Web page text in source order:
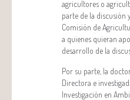
agricultores o
parte de la discusión
Comisión de
a quienes quieran
desarrollo de la
Por su parte, la
Directora e
Investigación en